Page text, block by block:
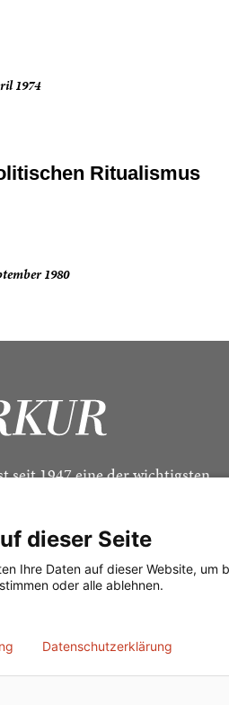
1974
Ritualismus
1980
seit 1947 eine der wichtigsten
dieser Seite
Ihre Daten auf dieser Website,
oder alle ablehnen.
Datenschutzerklärung